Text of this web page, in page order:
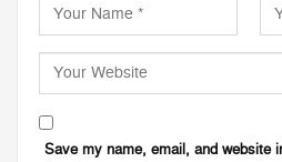
Save my name, email, and website